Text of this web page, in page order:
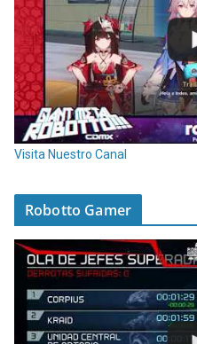
Visita Nuestro Canal
Robotto Gamer